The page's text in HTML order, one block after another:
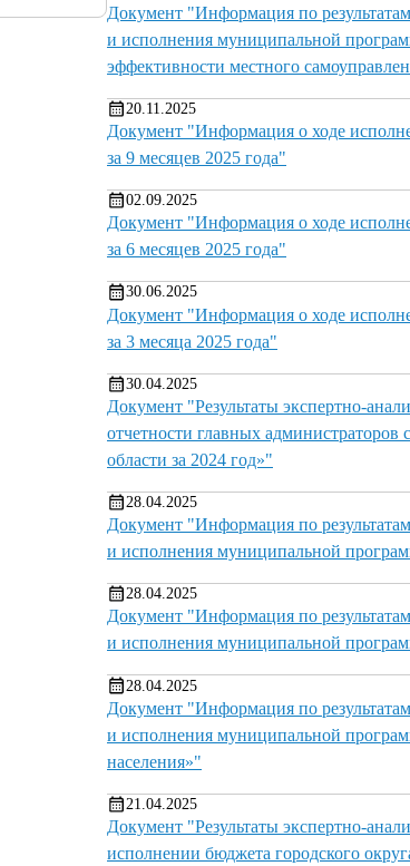
Документ "Информация по
и исполнения муниципальной
эффективности местного
20.11.2025
Документ "Информация о ходе
за 9 месяцев 2025 года"
02.09.2025
Документ "Информация о ходе
за 6 месяцев 2025 года"
30.06.2025
Документ "Информация о ходе
за 3 месяца 2025 года"
30.04.2025
Документ "Результаты экспертно-
отчетности главных администраторов
области за 2024 год»"
28.04.2025
Документ "Информация по
и исполнения муниципальной
28.04.2025
Документ "Информация по
и исполнения муниципальной
28.04.2025
Документ "Информация по
и исполнения муниципальной
населения»"
21.04.2025
Документ "Результаты экспертно-
исполнении бюджета городского